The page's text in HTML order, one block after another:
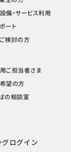
備・サービス利用
ート
検討の方
ご担当者さま
望の方
の相談室
ログイン